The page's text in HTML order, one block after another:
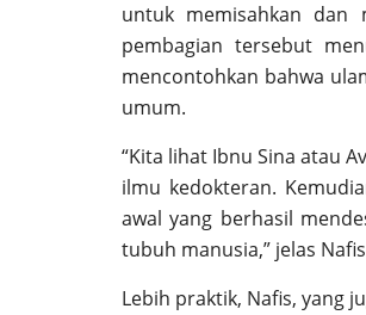
untuk memisahkan dan
pembagian tersebut
mencontohkan bahwa
umum.
“Kita lihat Ibnu Sina atau
ilmu kedokteran.
awal yang berhasil
tubuh manusia,” jelas
Lebih praktik, Nafis, yang